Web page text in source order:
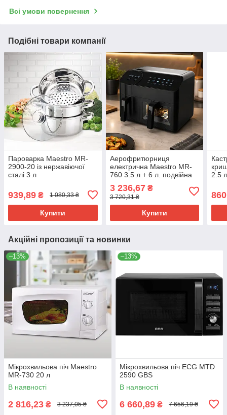
Всі умови повернення
Подібні товари компанії
Пароварка Maestro MR-
2900-20 із нержавіючої
сталі 3 л
939,89 ₴ 1 080,33 ₴
Купити
Аерофритюрниця
електрична Maestro MR-
760 3.5 л + 6 л. подвійна
аерогриль
3 236,67₴
3 720,31 ₴
Купити
2.5
Акційні пропозиції та новинки
–13%
Мікрохвильова піч Maestro
MR-730 20 л
В наявності
2 816,23 ₴ 3 237,05 ₴
–13%
Мікрохвильова піч ECG MTD
2590 GBS
В наявності
6 660,89 ₴ 7 656,19 ₴